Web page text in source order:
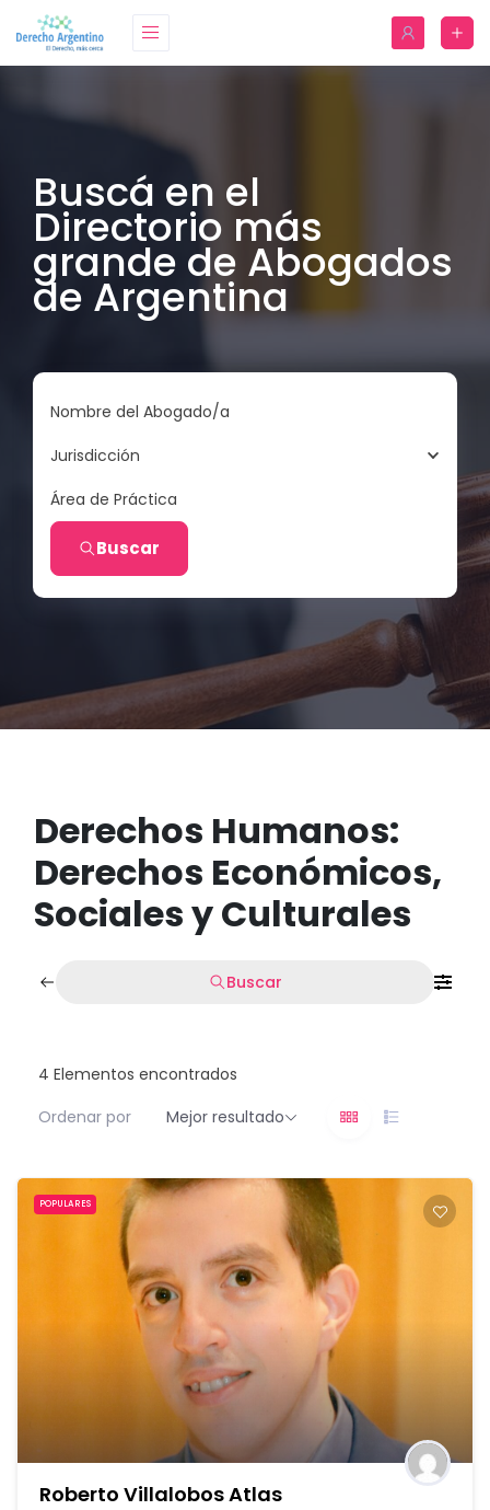
Buscá en el
Directorio más
grande de Abogados
de Argentina
Nombre del Abogado/a
Jurisdicción
Área de Práctica
Buscar
Derechos Humanos:
Derechos Económicos,
Sociales y Culturales
Buscar
4 Elementos encontrados
Ordenar por
Mejor resultado
POPULARES
Roberto Villalobos Atlas